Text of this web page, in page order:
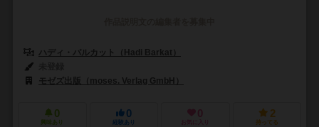
ハディ・バルカット（Hadi Barkat）
モゼズ出版（moses. Verlag GmbH）
0
興味あり
0
経験あり
0
お気に入り
2
持ってる